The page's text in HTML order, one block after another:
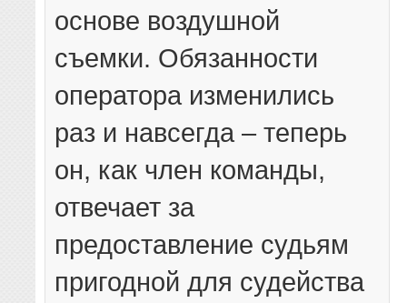
основе воздушной
съемки. Обязанности
оператора изменились
раз и навсегда – теперь
он, как член команды,
отвечает за
предоставление судьям
пригодной для судейства